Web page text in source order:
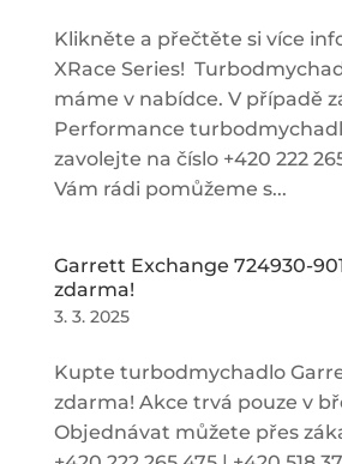
Klikněte a přečtěte si více
XRace Series!
máme v nabídce. V případě
Performance
zavolejte na číslo +420 222
Vám rádi pomůžeme s...
Garrett Exchange 724930-
zdarma!
3. 3. 2025
Kupte turbodmychadlo
zdarma! Akce trvá pouze v
Objednávat můžete přes